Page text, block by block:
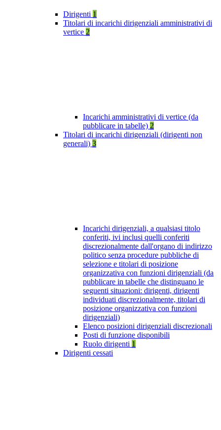
Dirigenti 1
Titolari di incarichi dirigenziali amministrativi di
vertice 2
Incarichi amministrativi di vertice (da
pubblicare in tabelle) 2
Titolari di incarichi dirigenziali (dirigenti non
generali) 3
Incarichi dirigenziali, a qualsiasi titolo
conferiti, ivi inclusi quelli conferiti
discrezionalmente dall'organo di indirizzo
politico senza procedure pubbliche di
selezione e titolari di posizione
organizzativa con funzioni dirigenziali (da
pubblicare in tabelle che distinguano le
seguenti situazioni: dirigenti, dirigenti
individuati discrezionalmente, titolari di
posizione organizzativa con funzioni
dirigenziali)
Elenco posizioni dirigenziali discrezionali
Posti di funzione disponibili
Ruolo dirigenti 1
Dirigenti cessati